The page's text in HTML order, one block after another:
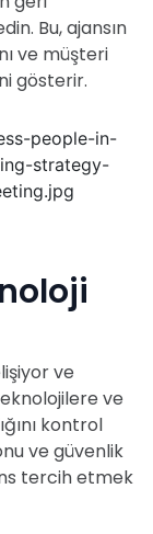
Bu, ajansın
ve müşteri
gösterir.
ve
ve
kontrol
ve güvenlik
tercih etmek